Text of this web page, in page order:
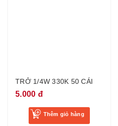
TRỞ 1/4W 330K 50 CÁI
5.000 đ
Thêm giỏ hàng